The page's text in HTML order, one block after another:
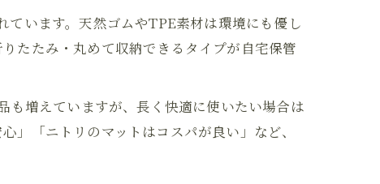
います。天然ゴムやTPE素材は環境にも優し
たたみ・丸めて収納できるタイプが自宅保管
も増えていますが、長く快適に使いたい場合は
」「ニトリのマットはコスパが良い」など、